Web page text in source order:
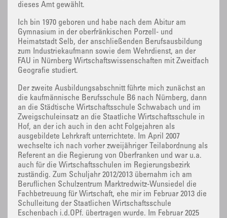
dieses Amt gewählt.
Ich bin 1970 geboren und habe nach dem Abitur am
Gymnasium in der oberfränkischen Porzell- und
Heimatstadt Selb, der anschließenden Berufsausbildung
zum Industriekaufmann sowie dem Wehrdienst, an der
FAU in Nürnberg Wirtschaftswissenschaften mit Zweitfach
Geografie studiert.
Der zweite Ausbildungsabschnitt führte mich zunächst an
die kaufmännische Berufsschule B6 nach Nürnberg, dann
an die Städtische Wirtschaftsschule Schwabach und im
Zweigschuleinsatz an die Staatliche Wirtschaftsschule in
Hof, an der ich auch in den acht Folgejahren als
ausgebildete Lehrkraft unterrichtete. Im April 2007
wechselte ich nach vorher zweijähriger Teilabordnung als
Referent an die Regierung von Oberfranken und war u.a.
auch für die Wirtschaftsschulen im Regierungsbezirk
zuständig. Zum Schuljahr 2012/2013 übernahm ich am
Beruflichen Schulzentrum Marktredwitz-Wunsiedel die
Fachbetreuung für Wirtschaft, ehe mir im Februar 2013 die
Schulleitung der Staatlichen Wirtschaftsschule
Eschenbach i.d.OPf. übertragen wurde. Im Februar 2025